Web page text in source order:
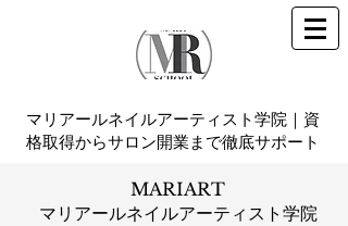
マリアールネイルアーティスト学院｜資
格取得からサロン開業まで徹底サポート
MARIART
マリアールネイルアーティスト学院